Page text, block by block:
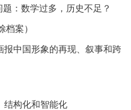
：数学过多，历史不足？
档案）
中国形象的再现、叙事和跨
结构化和智能化